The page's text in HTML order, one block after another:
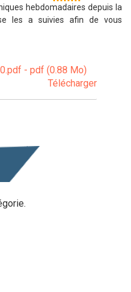
hebdomadaires depuis la
les a suivies afin de vous
- pdf (0.88 Mo)
Télécharger